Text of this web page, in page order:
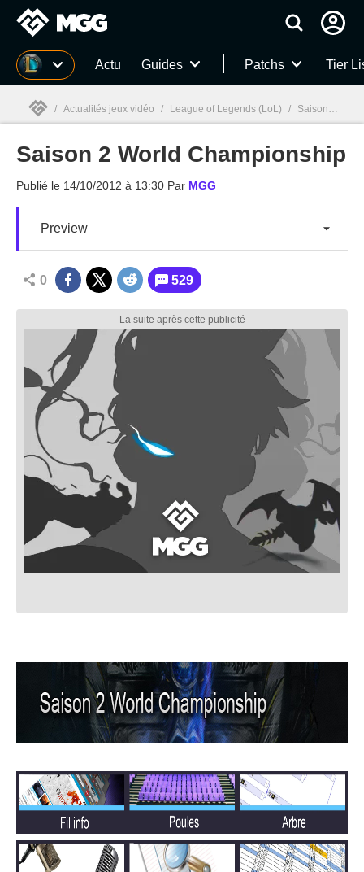
MGG Actu Guides Patchs Tier
MGG
/ Actualités jeux vidéo / League of Legends (LoL) / Saison 2 World Championship
Saison 2 World Championship
Publié le 14/10/2012 à 13:30 Par MGG
Preview
0 529